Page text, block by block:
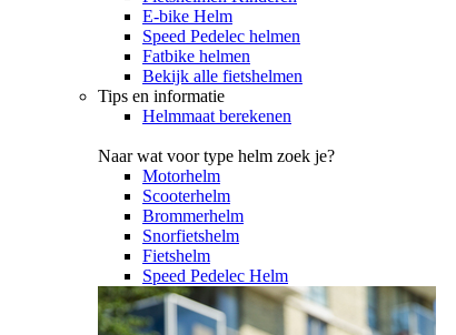
E-bike Helm
Speed Pedelec helmen
Fatbike helmen
Bekijk alle fietshelmen
Tips en informatie
Helmmaat berekenen
Naar wat voor type helm zoek je?
Motorhelm
Scooterhelm
Brommerhelm
Snorfietshelm
Fietshelm
Speed Pedelec Helm